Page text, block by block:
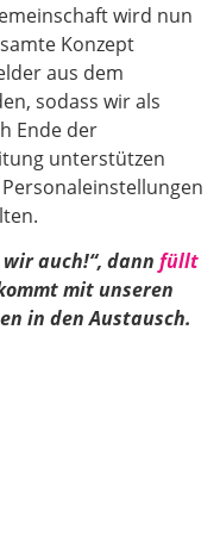
wird nun
Konzept
aus dem
sodass wir als
Ende der
unterstützen
auch!“, dann füllt
mit unseren
in den Austausch.